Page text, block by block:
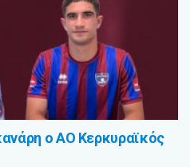
ο ΑΟ Κερκυραϊκός